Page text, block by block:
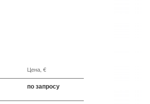
Цена, €
по запросу